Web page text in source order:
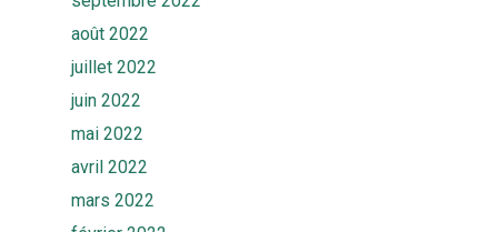
août 2022
juillet 2022
juin 2022
mai 2022
avril 2022
mars 2022